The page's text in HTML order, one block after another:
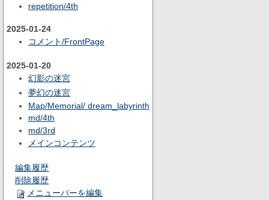
repetition/4th
2025-01-24
コメント/FrontPage
2025-01-20
幻影の迷宮
夢幻の迷宮
Map/Memorial/ dream_labyrinth
md/4th
md/3rd
メインコンテンツ
編集履歴
削除履歴
メニューバーを編集